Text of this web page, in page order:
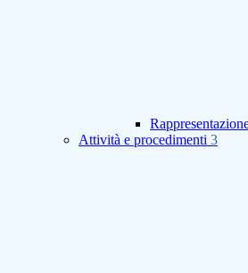
Attività e procedimenti 3